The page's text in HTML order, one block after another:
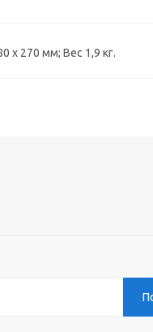
x 270 мм; Вес 1,9 кг.